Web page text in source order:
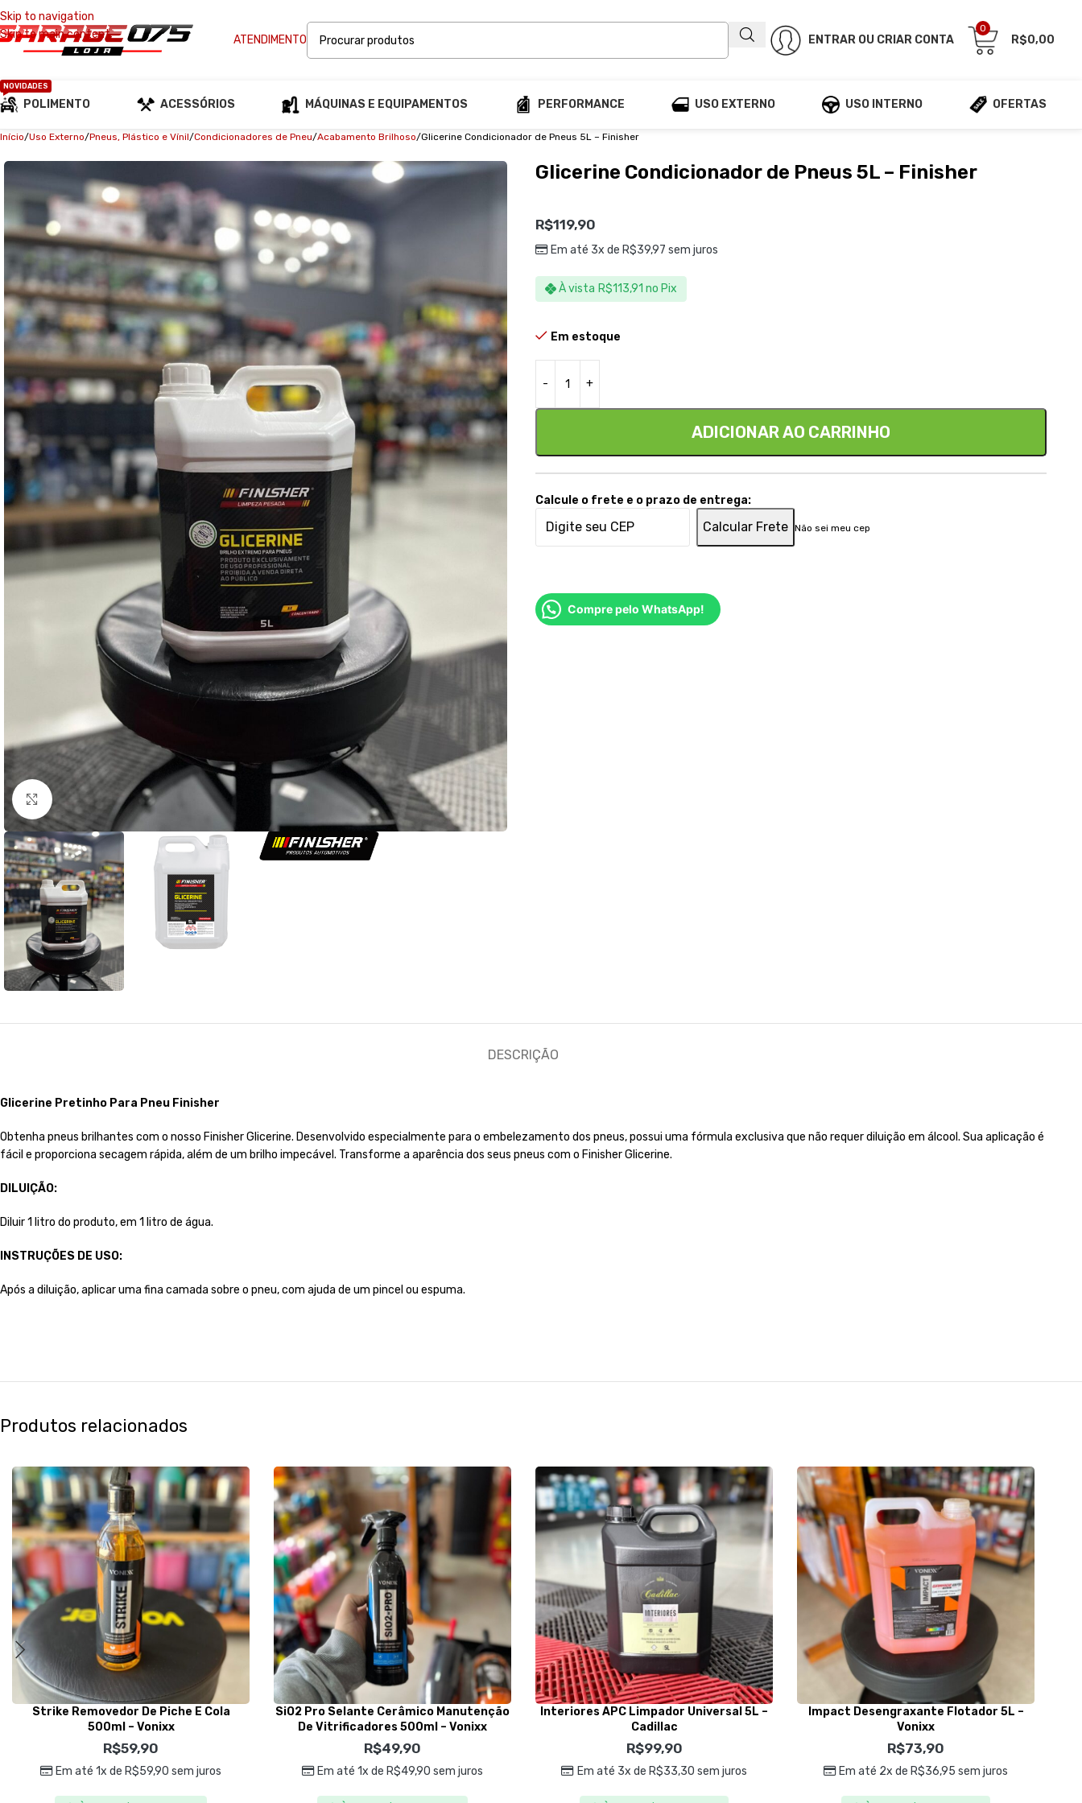
Skip to navigation
Skip to main content
ATENDIMENTO ENTRAR OU CRIAR CONTA
0
R$0,00
POLIMENTO
NOVIDADES
ACESSÓRIOS MÁQUINAS E EQUIPAMENTOS PERFORMANCE USO EXTERNO USO INTERNO OFERTAS
Início Uso Externo Pneus, Plástico e Vínil Condicionadores de Pneu Acabamento Brilhoso Glicerine Condicionador de Pneus 5L – Finisher
Clique para ampliar
Glicerine Condicionador de Pneus 5L – Finisher
R$119,90
Em até 3x de R$39,97 sem juros
À vista R$113,91 no Pix
Em estoque
ADICIONAR AO CARRINHO
Calcule o frete e o prazo de entrega:
Calcular Frete Não sei meu cep
Compre pelo WhatsApp!
DESCRIÇÃO
Glicerine Pretinho Para Pneu Finisher
Obtenha pneus brilhantes com o nosso Finisher Glicerine. Desenvolvido especialmente para o embelezamento dos pneus, possui uma fórmula exclusiva que não requer diluição em álcool. Sua aplicação é
fácil e proporciona secagem rápida, além de um brilho impecável. Transforme a aparência dos seus pneus com o Finisher Glicerine.
DILUIÇÃO:
Diluir 1 litro do produto, em 1 litro de água.
INSTRUÇÕES DE USO:
Após a diluição, aplicar uma fina camada sobre o pneu, com ajuda de um pincel ou espuma.
Produtos relacionados
Strike Removedor De Piche E Cola
500ml – Vonixx
R$59,90
Em até 1x de R$59,90 sem juros
SiO2 Pro Selante Cerâmico Manutenção
De Vitrificadores 500ml – Vonixx
R$49,90
Em até 1x de R$49,90 sem juros
Interiores APC Limpador Universal 5L –
Cadillac
R$99,90
Em até 3x de R$33,30 sem juros
Impact Desengraxante Flotador 5L –
Vonixx
R$73,90
Em até 2x de R$36,95 sem juros